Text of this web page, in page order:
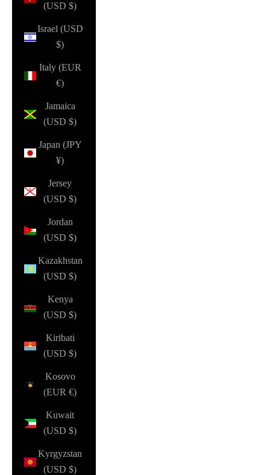
(USD $)
Israel (USD
$)
Italy (EUR
€)
Jamaica
(USD $)
Japan (JPY
¥)
Jersey
(USD $)
Jordan
(USD $)
Kazakhstan
(USD $)
Kenya
(USD $)
Kiribati
(USD $)
Kosovo
(EUR €)
Kuwait
(USD $)
Kyrgyzstan
(USD $)